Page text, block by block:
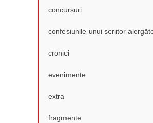
concursuri
confesiunile unui scriitor
cronici
evenimente
extra
fragmente